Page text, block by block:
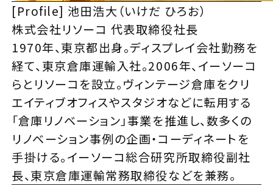
[Profile] 池田浩大（いけだ ひろお）
株式会社リソーコ 代表取締役社長
1970年、東京都出身。ディスプレイ会社勤務を
経て、東京倉庫運輸入社。2006年、イーソーコ
らとリソーコを設立。ヴィンテージ倉庫をクリ
エイティブオフィスやスタジオなどに転用する
「倉庫リノベーション」事業を推進し、数多くの
リノベーション事例の企画・コーディネートを
手掛ける。イーソーコ総合研究所取締役副社
長、東京倉庫運輸常務取締役などを兼務。